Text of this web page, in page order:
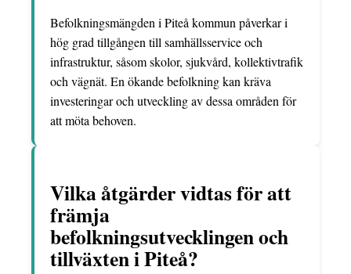
Befolkningsmängden i Piteå kommun påverkar i
hög grad tillgången till samhällsservice och
infrastruktur, såsom skolor, sjukvård, kollektivtrafik
och vägnät. En ökande befolkning kan kräva
investeringar och utveckling av dessa områden för
att möta behoven.
Vilka åtgärder vidtas för att
främja
befolkningsutvecklingen och
tillväxten i Piteå?